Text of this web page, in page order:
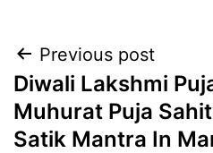
Post
navigation
Previous post
Diwali Lakshmi
Muhurat Puja
Satik Mantra In